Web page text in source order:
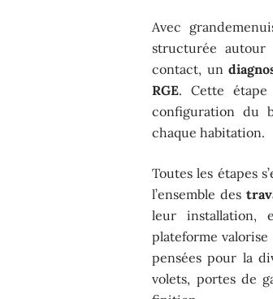
Avec
structurée autour
contact, un
RGE. Cette
configuration du
chaque habitation.
Toutes les étapes
l’ensemble des
leur installation,
plateforme
pensées pour la
volets, portes de